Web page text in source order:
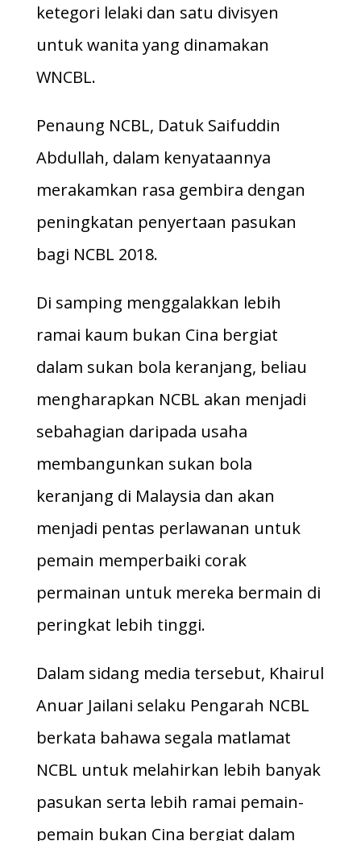
ketegori lelaki dan satu divisyen
untuk wanita yang dinamakan
WNCBL.
Penaung NCBL, Datuk Saifuddin
Abdullah, dalam kenyataannya
merakamkan rasa gembira dengan
peningkatan penyertaan pasukan
bagi NCBL 2018.
Di samping menggalakkan lebih
ramai kaum bukan Cina bergiat
dalam sukan bola keranjang, beliau
mengharapkan NCBL akan menjadi
sebahagian daripada usaha
membangunkan sukan bola
keranjang di Malaysia dan akan
menjadi pentas perlawanan untuk
pemain memperbaiki corak
permainan untuk mereka bermain di
peringkat lebih tinggi.
Dalam sidang media tersebut, Khairul
Anuar Jailani selaku Pengarah NCBL
berkata bahawa segala matlamat
NCBL untuk melahirkan lebih banyak
pasukan serta lebih ramai pemain-
pemain bukan Cina bergiat dalam